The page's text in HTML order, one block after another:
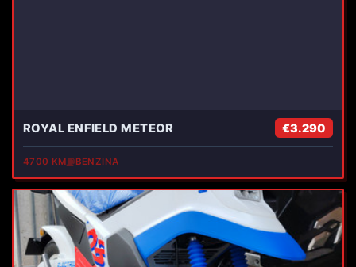
ROYAL ENFIELD METEOR €3.290
4700 KM⛽BENZINA